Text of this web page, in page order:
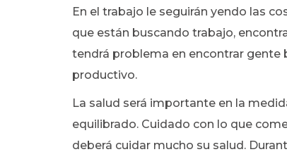
En el trabajo le seguirán yendo las
que están buscando trabajo,
tendrá problema en encontrar gente
productivo.
La salud será importante en la
equilibrado. Cuidado con lo que
deberá cuidar mucho su salud.